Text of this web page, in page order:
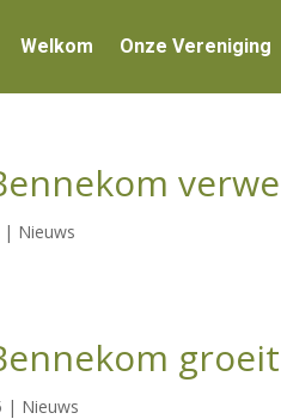
Welkom Onze Vereniging
| Nieuws
groeit
| Nieuws